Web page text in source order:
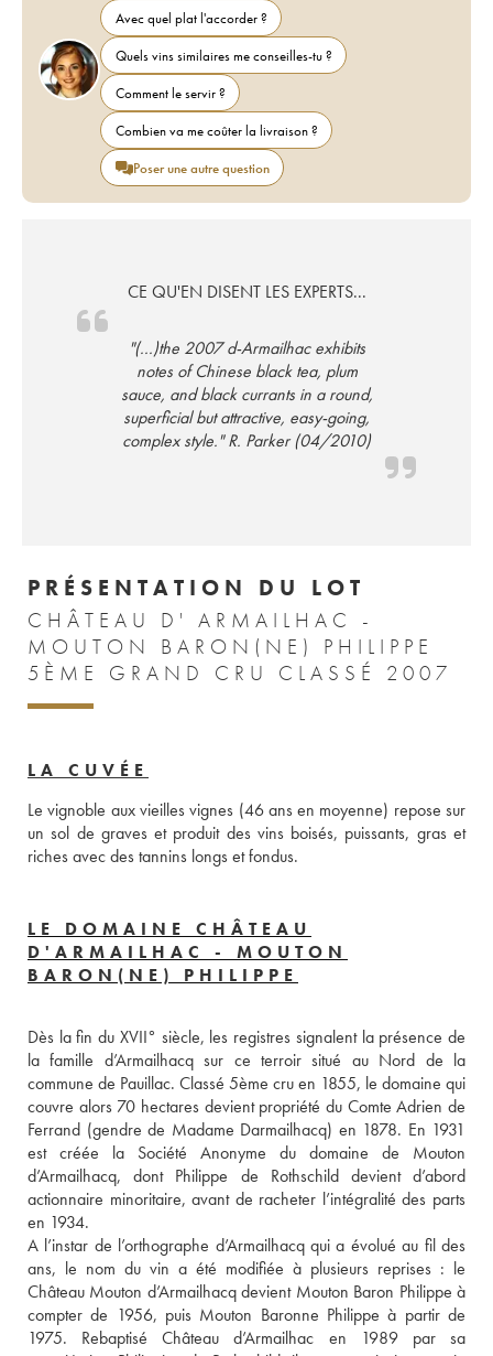
Avec quel plat l'accorder ?
Quels vins similaires me conseilles-tu ?
Comment le servir ?
Combien va me coûter la livraison ?
Poser une autre question
CE QU'EN DISENT LES EXPERTS...
"(...)the 2007 d-Armailhac exhibits
notes of Chinese black tea, plum
sauce, and black currants in a round,
superficial but attractive, easy-going,
complex style." R. Parker (04/2010)
PRÉSENTATION DU LOT
CHÂTEAU D' ARMAILHAC -
MOUTON BARON(NE) PHILIPPE
5ÈME GRAND CRU CLASSÉ 2007
LA CUVÉE
Le vignoble aux vieilles vignes (46 ans en moyenne) repose sur
un sol de graves et produit des vins boisés, puissants, gras et
riches avec des tannins longs et fondus.
LE DOMAINE CHÂTEAU
D'ARMAILHAC - MOUTON
BARON(NE) PHILIPPE
Dès la fin du XVII° siècle, les registres signalent la présence de
la famille d’Armailhacq sur ce terroir situé au Nord de la
commune de Pauillac. Classé 5ème cru en 1855, le domaine qui
couvre alors 70 hectares devient propriété du Comte Adrien de
Ferrand (gendre de Madame Darmailhacq) en 1878. En 1931
est créée la Société Anonyme du domaine de Mouton
d’Armailhacq, dont Philippe de Rothschild devient d’abord
actionnaire minoritaire, avant de racheter l’intégralité des parts
en 1934.
A l’instar de l’orthographe d’Armailhacq qui a évolué au fil des
ans, le nom du vin a été modifiée à plusieurs reprises : le
Château Mouton d’Armailhacq devient Mouton Baron Philippe à
compter de 1956, puis Mouton Baronne Philippe à partir de
1975. Rebaptisé Château d’Armailhac en 1989 par sa